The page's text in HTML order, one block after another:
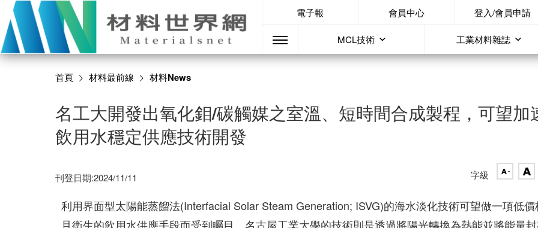
電子報 會員中心 登入/會員申請
MCL技術 工業材料雜誌
首頁 材料最前線 材料News
名工大開發出氧化鉬/碳觸媒之室溫、短時間合成製程，可望加
飲用水穩定供應技術開發
刊登日期:2024/11/11 字級
利用界面型太陽能蒸餾法(Interfacial Solar Steam Generation; ISVG)的海水淡化技術可望做一項低價
且衛生的飲用水供應手段而受到矚目。名古屋工業大學的技術則是透過將陽光轉換為熱能並將能量